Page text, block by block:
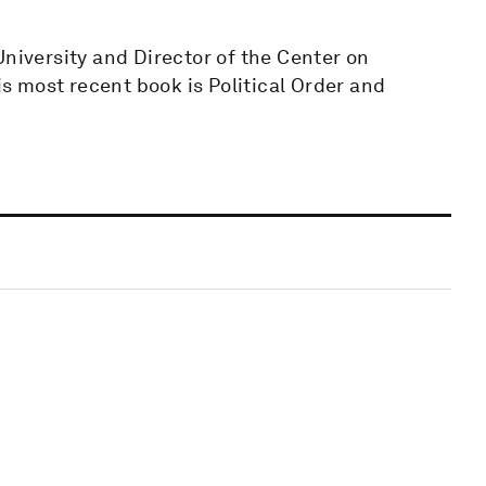
and Director of the Center on
most recent book is Political Order and